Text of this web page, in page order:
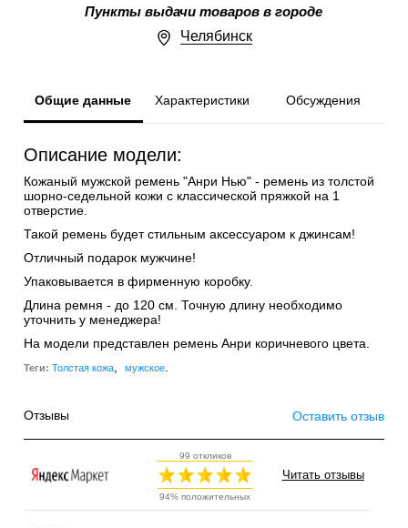
Пункты выдачи товаров в городе
Челябинск
Общие данные Характеристики Обсуждения
Описание модели:
Кожаный мужской ремень "Анри Нью" - ремень из толстой
шорно-седельной кожи с классической пряжкой на 1
отверстие.
Такой ремень будет стильным аксессуаром к джинсам!
Отличный подарок мужчине!
Упаковывается в фирменную коробку.
Длина ремня - до 120 см. Точную длину необходимо
уточнить у менеджера!
На модели представлен ремень Анри коричневого цвета.
Теги: Толстая кожа, мужское.
Отзывы Оставить отзыв
99 откликов
94% положительных
Читать отзывы